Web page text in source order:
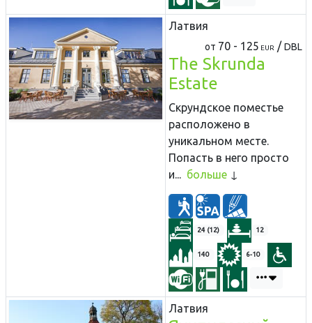
Латвия
от 70 - 125 EUR /DBL
The Skrunda
Estate
Скрундское поместье
расположено в
уникальном месте.
Попасть в него просто
и...
больше
24 (12) 12
140 6-10
Латвия